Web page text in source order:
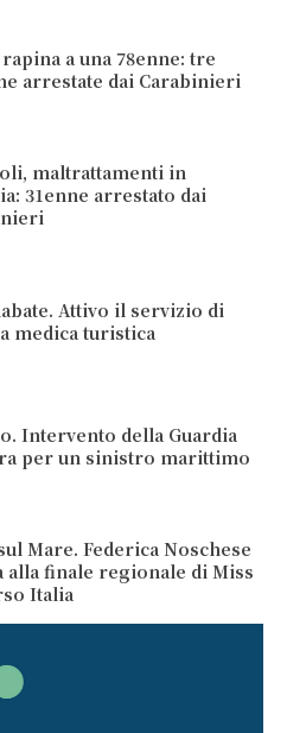
a una 78enne: tre
arrestate dai Carabinieri
maltrattamenti in
31enne arrestato dai
Attivo il servizio di
medica turistica
Intervento della Guardia
per un sinistro marittimo
Mare. Federica Noschese
alla finale regionale di Miss
Italia